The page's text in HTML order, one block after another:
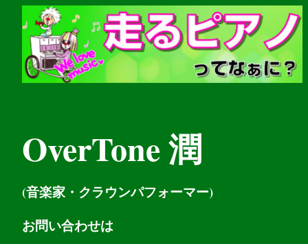
OverTone 潤
(音楽家・クラウンパフォーマー)
お問い合わせは